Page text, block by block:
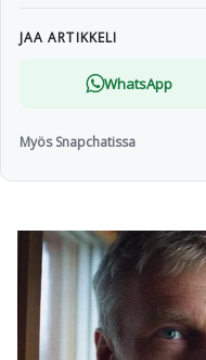
JAA ARTIKKELI
WhatsApp
Myös Snapchatissa